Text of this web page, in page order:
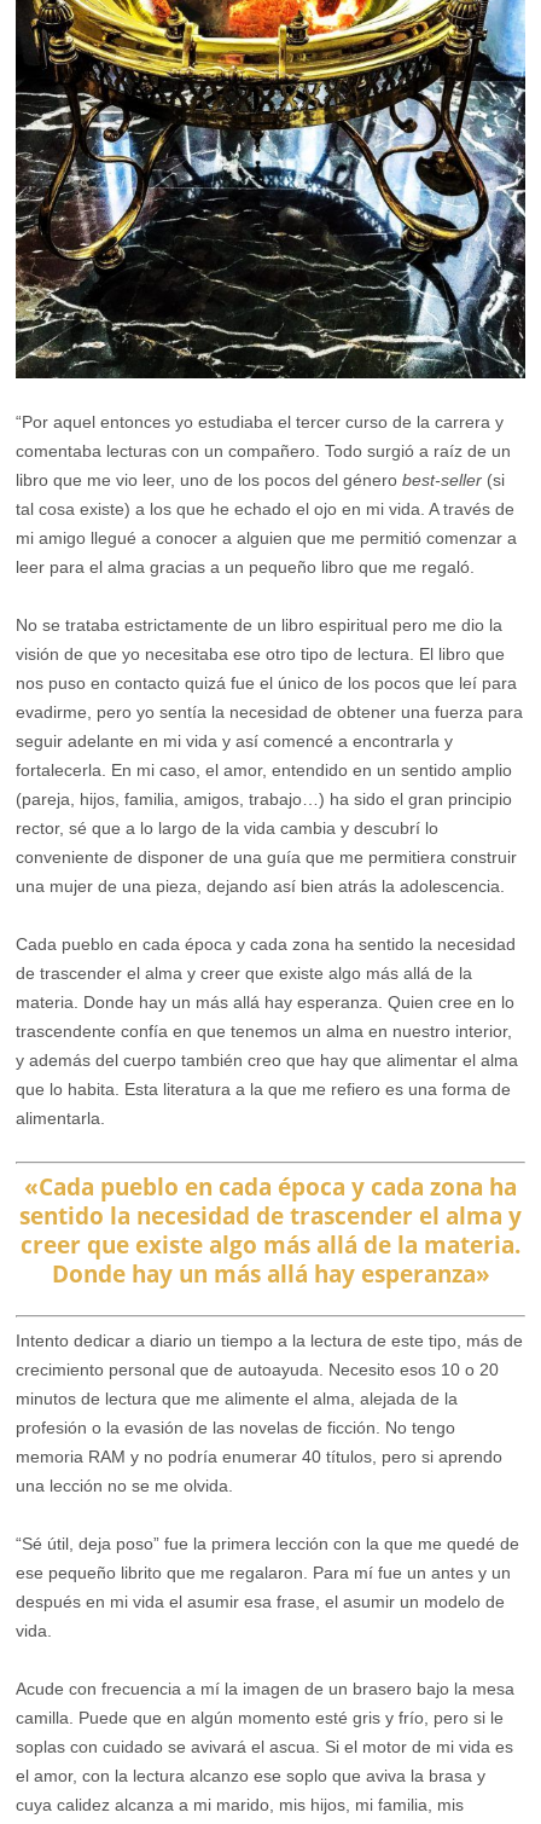
“Por aquel entonces yo estudiaba el tercer curso de la carrera y
comentaba lecturas con un compañero. Todo surgió a raíz de un
libro que me vio leer, uno de los pocos del génerobest-seller (si
tal cosa existe) a los que he echado el ojo en mi vida. A través de
mi amigo llegué a conocer a alguien que me permitió comenzar a
leer para el alma gracias a un pequeño libro que me regaló.
No se trataba estrictamente de un libro espiritual pero me dio la
visión de que yo necesitaba ese otro tipo de lectura. El libro que
nos puso en contacto quizá fue el único de los pocos que leí para
evadirme, pero yo sentía la necesidad de obtener una fuerza para
seguir adelante en mi vida y así comencé a encontrarla y
fortalecerla. En mi caso, el amor, entendido en un sentido amplio
(pareja, hijos, familia, amigos, trabajo…) ha sido el gran principio
rector, sé que a lo largo de la vida cambia y descubrí lo
conveniente de disponer de una guía que me permitiera construir
una mujer de una pieza, dejando así bien atrás la adolescencia.
Cada pueblo en cada época y cada zona ha sentido la necesidad
de trascender el alma y creer que existe algo más allá de la
materia. Donde hay un más allá hay esperanza. Quien cree en lo
trascendente confía en que tenemos un alma en nuestro interior,
y además del cuerpo también creo que hay que alimentar el alma
que lo habita. Esta literatura a la que me refiero es una forma de
alimentarla.
«Cada pueblo en cada época y cada zona ha
sentido la necesidad de trascender el alma y
creer que existe algo más allá de la materia.
Donde hay un más allá hay esperanza»
Intento dedicar a diario un tiempo a la lectura de este tipo, más de
crecimiento personal que de autoayuda. Necesito esos 10 o 20
minutos de lectura que me alimente el alma, alejada de la
profesión o la evasión de las novelas de ficción. No tengo
memoria RAM y no podría enumerar 40 títulos, pero si aprendo
una lección no se me olvida.
“Sé útil, deja poso” fue la primera lección con la que me quedé de
ese pequeño librito que me regalaron. Para mí fue un antes y un
después en mi vida el asumir esa frase, el asumir un modelo de
vida.
Acude con frecuencia a mí la imagen de un brasero bajo la mesa
camilla. Puede que en algún momento esté gris y frío, pero si le
soplas con cuidado se avivará el ascua. Si el motor de mi vida es
el amor, con la lectura alcanzo ese soplo que aviva la brasa y
cuya calidez alcanza a mi marido, mis hijos, mi familia, mis